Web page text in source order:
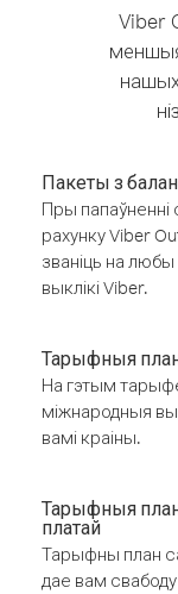
Viber
нашых
Пакеты з
Пры папаўненні
рахунку Viber
званіць на любы
выклікі Viber.
Тарыфныя
На гэтым
міжнародныя
вамі краіны.
Тарыфныя
платай
Тарыфны план
дае вам